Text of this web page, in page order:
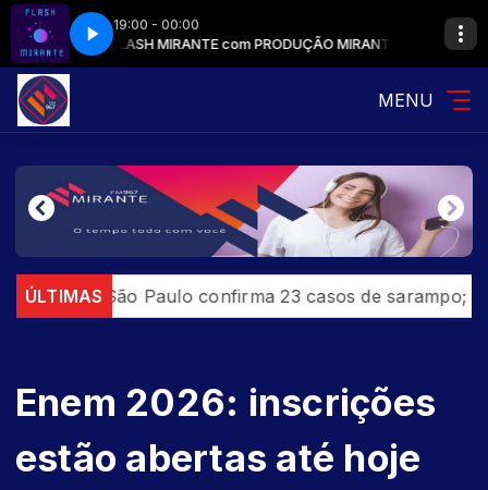
19:00 - 00:00
96,7 FLASH MIRANTE com PRODUÇÃO MIRANTE 96,7
MENU
ÚLTIMAS
São Paulo confirma 23 casos de sarampo; 16 não se
Enem 2026: inscrições
estão abertas até hoje